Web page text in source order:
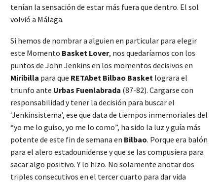
tenían la sensación de estar más fuera que dentro. El sol
volvió a Málaga.
Si hemos de nombrar a alguien en particular para elegir
este Momento Basket Lover, nos quedaríamos con los
puntos de John Jenkins en los momentos decisivos en
Miribilla para que RETAbet Bilbao Basket lograra el
triunfo ante Urbas Fuenlabrada (87-82). Cargarse con
responsabilidad y tener la decisión para buscar el
‘Jenkinsistema’, ese que data de tiempos inmemoriales del
“yo me lo guiso, yo me lo como”, ha sido la luz y guía más
potente de este fin de semana en Bilbao. Porque era balón
para el alero estadounidense y que se las compusiera para
sacar algo positivo. Y lo hizo. No solamente anotar dos
triples consecutivos en el tercer cuarto para dar vida